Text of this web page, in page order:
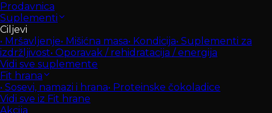
Prodavnica
Suplementi
Ciljevi
• Mršavljenje• Mišićna masa• Kondicija• Suplementi za
izdržljivost• Oporavak / rehidratacija / energija
Vidi sve suplemente
Fit hrana
• Sosevi, namazi i hrana• Proteinske čokoladice
Vidi sve iz Fit hrane
Akcija